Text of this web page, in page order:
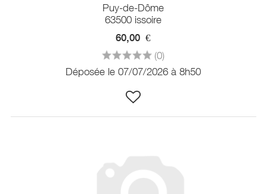
Puy-de-Dôme
63500 issoire
60,00 €
(0)
Déposée le 07/07/2026 à 8h50